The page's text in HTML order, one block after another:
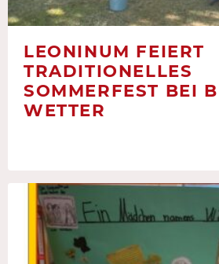
LEONINUM FEIERT
TRADITIONELLES
SOMMERFEST BEI
WETTER